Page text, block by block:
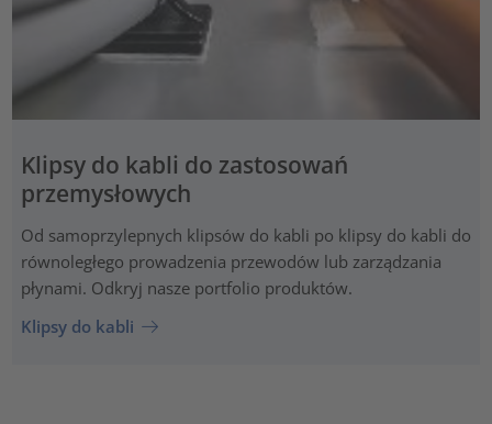
Klipsy do kabli do zastosowań
przemysłowych
Od samoprzylepnych klipsów do kabli po klipsy do kabli do
równoległego prowadzenia przewodów lub zarządzania
płynami. Odkryj nasze portfolio produktów.
Klipsy do kabli